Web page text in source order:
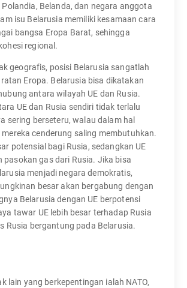
Polandia, Belanda, dan negara anggota
isu Belarusia memiliki kesamaan cara
bangsa Eropa Barat, sehingga
regional.
geografis, posisi Belarusia sangatlah
Eropa. Belarusia bisa dikatakan
antara wilayah UE dan Rusia.
UE dan Rusia sendiri tidak terlalu
sering berseteru, walau dalam hal
cenderung saling membutuhkan.
potensial bagi Rusia, sedangkan UE
pasokan gas dari Rusia. Jika bisa
menjadi negara demokratis,
besar akan bergabung dengan
Belarusia dengan UE berpotensi
tawar UE lebih besar terhadap Rusia
Rusia bergantung pada Belarusia.
lain yang berkepentingan ialah NATO,